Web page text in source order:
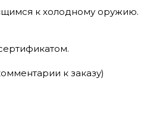
к холодному оружию.
к заказу)